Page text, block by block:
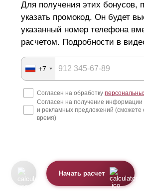
Для получения этих бонусов,
указать промокод. Он будет
указанный номер телефона
расчетом. Подробности в
+7
Согласен на обработку
Согласен на получение информации
и рекламных предложений (сможете
время)
Начать расчет